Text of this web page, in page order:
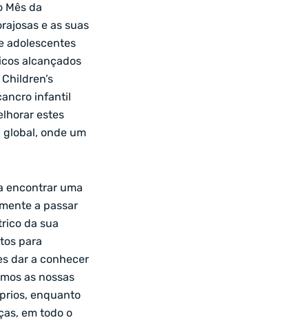
Mês da
e as suas
adolescentes
alcançados
infantil
estes
onde um
encontrar uma
a passar
da sua
para
dar a conhecer
as nossas
enquanto
em todo o